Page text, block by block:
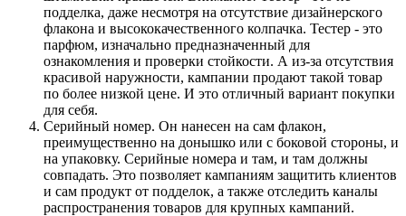
подделка, даже несмотря на отсутствие дизайнерского
флакона и высококачественного колпачка. Тестер - это
парфюм, изначально предназначенный для
ознакомления и проверки стойкости. А из-за отсутствия
красивой наружности, кампании продают такой товар
по более низкой цене. И это отличный вариант покупки
для себя.
Серийный номер. Он нанесен на сам флакон,
преимущественно на донышко или с боковой стороны, и
на упаковку. Серийные номера и там, и там должны
совпадать. Это позволяет кампаниям защитить клиентов
и сам продукт от подделок, а также отследить каналы
распространения товаров для крупных кампаний.